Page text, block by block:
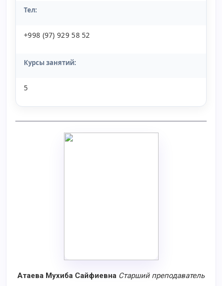
Тел:
+998 (97) 929 58 52
Курсы занятий:
5
Атаева Мухиба Сайфиевна Старший преподаватель